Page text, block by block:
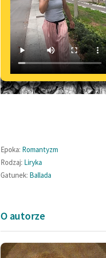
Epoka: Romantyzm
Rodzaj: Liryka
Gatunek: Ballada
O autorze